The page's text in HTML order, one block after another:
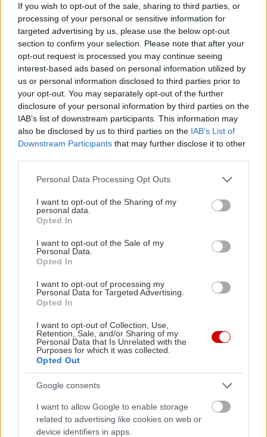
If you wish to opt-out of the sale, sharing to third parties, or
processing of your personal or sensitive information for
targeted advertising by us, please use the below opt-out
section to confirm your selection. Please note that after your
opt-out request is processed you may continue seeing
interest-based ads based on personal information utilized by
us or personal information disclosed to third parties prior to
your opt-out. You may separately opt-out of the further
disclosure of your personal information by third parties on the
IAB’s list of downstream participants. This information may
also be disclosed by us to third parties on the IAB’s List of
Downstream Participants that may further disclose it to other
Please note that this website/app uses one or more Google
not limited to your visit or usage behaviour. You may click to
grant or deny consent to Google and its third-party tags to
use your data for below specified purposes in below Google
consent section.
Personal Data Processing Opt Outs
I want to opt-out of the Sharing of my
personal data.
Opted In
I want to opt-out of the Sale of my
Personal Data.
Opted In
I want to opt-out of processing my
Personal Data for Targeted Advertising.
Opted In
I want to opt-out of Collection, Use,
Retention, Sale, and/or Sharing of my
Personal Data that Is Unrelated with the
Purposes for which it was collected.
Opted Out
Google consents
I want to allow Google to enable storage
related to advertising like cookies on web or
device identifiers in apps.
Νέο Renault Twingo: Ένα τολμηρό εγχείρημα Video: